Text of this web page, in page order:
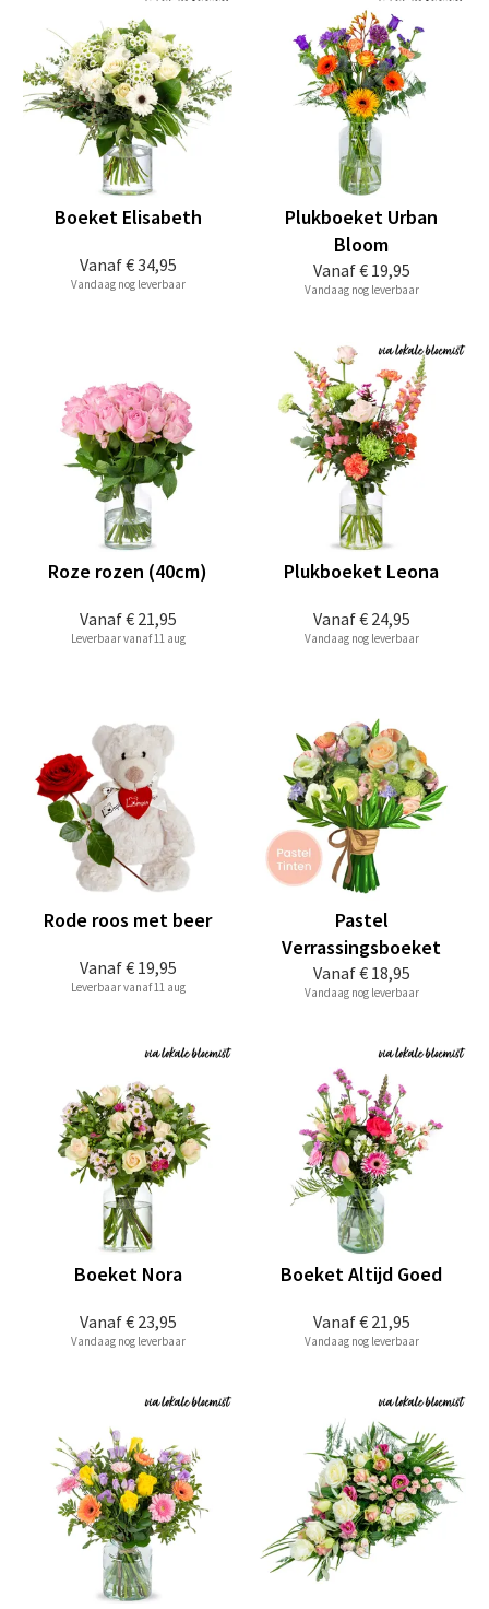
Vanaf€ 34,95
Boeket Elisabeth
Vandaag nog leverbaar
Vanaf€ 19,95
Plukboeket Urban
Bloom
Vandaag nog leverbaar
Vanaf€ 21,95
Roze rozen (40cm)
Leverbaar vanaf 11 aug
Vanaf€ 24,95
Plukboeket Leona
Vandaag nog leverbaar
Vanaf€ 19,95
Rode roos met beer
Leverbaar vanaf 11 aug
Vanaf€ 18,95
Pastel
Verrassingsboeket
Vandaag nog leverbaar
Vanaf€ 23,95
Boeket Nora
Vandaag nog leverbaar
Vanaf€ 21,95
Boeket Altijd Goed
Vandaag nog leverbaar